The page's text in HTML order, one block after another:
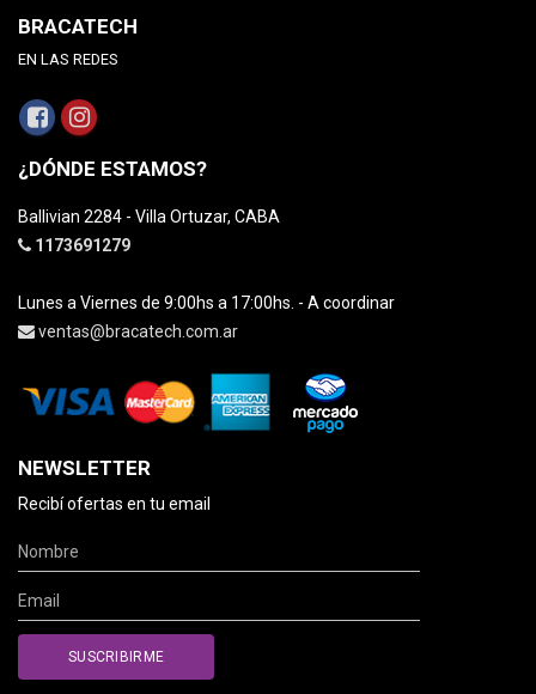
BRACATECH
EN LAS REDES
¿DÓNDE ESTAMOS?
Ballivian 2284 - Villa Ortuzar, CABA
1173691279
Lunes a Viernes de 9:00hs a 17:00hs. - A coordinar
ventas@bracatech.com.ar
NEWSLETTER
Recibí ofertas en tu email